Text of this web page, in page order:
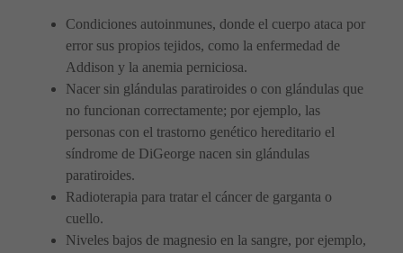
Condiciones autoinmunes, donde el cuerpo ataca por
error sus propios tejidos, como la enfermedad de
Addison y la anemia perniciosa.
Nacer sin glándulas paratiroides o con glándulas que
no funcionan correctamente; por ejemplo, las
personas con el trastorno genético hereditario el
síndrome de DiGeorge nacen sin glándulas
paratiroides.
Radioterapia para tratar el cáncer de garganta o
cuello.
Niveles bajos de magnesio en la sangre, por ejemplo,